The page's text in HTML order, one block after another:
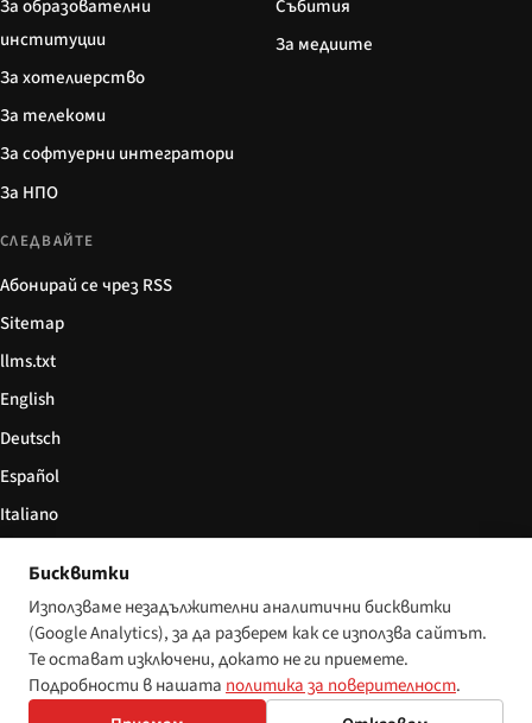
За образователни
институции
За хотелиерство
За телекоми
За софтуерни интегратори
За НПО
Събития
За медиите
СЛЕДВАЙТЕ
Абонирай се чрез RSS
Sitemap
llms.txt
English
Deutsch
Español
Italiano
© 2026 Disability World. Всички права запазени. Настройки за бисквитки
Бисквитки
Използваме незадължителни аналитични бисквитки
(Google Analytics), за да разберем как се използва сайтът.
Те остават изключени, докато не ги приемете.
Подробности в нашата политика за поверителност.